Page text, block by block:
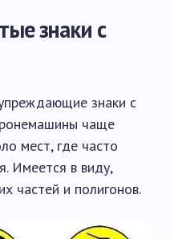
знаки с
знаки с
чаще
мест, где часто
Имеется в виду,
частей и полигонов.